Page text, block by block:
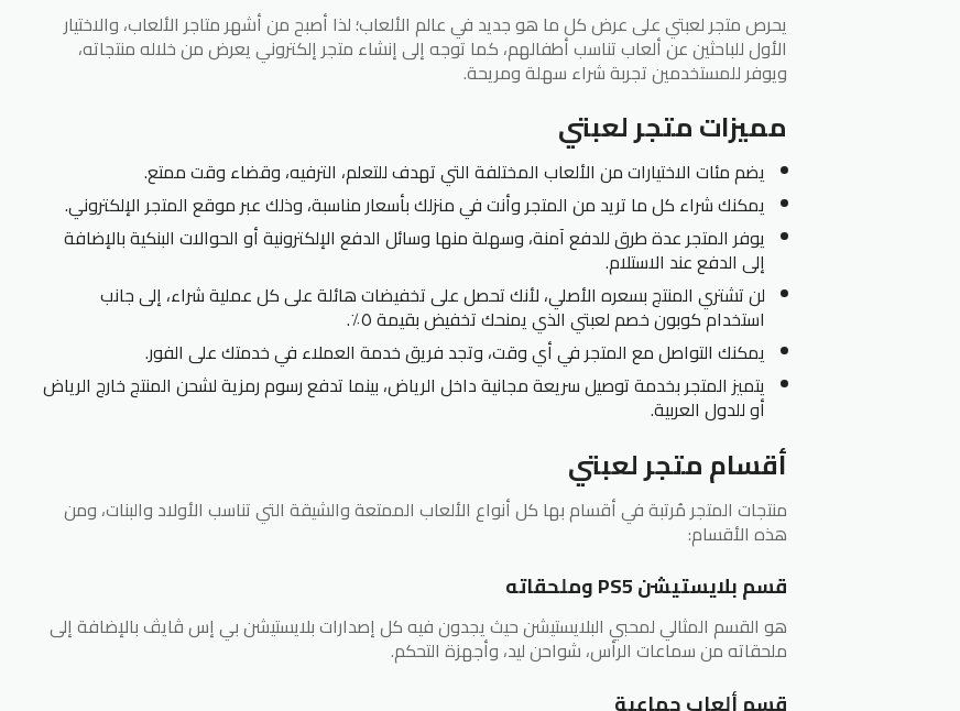
يحرص متجر لعبتي على عرض كل ما هو جديد في عالم الألعاب؛ لذا أصبح من أشهر متاجر الألعاب، والاختيار
الأول للباحثين عن ألعاب تناسب أطفالهم، كما توجه إلى إنشاء متجر إلكتروني يعرض من خلاله منتجاته،
ويوفر للمستخدمين تجربة شراء سهلة ومريحة.
مميزات متجر لعبتي
يضم مئات الاختيارات من الألعاب المختلفة التي تهدف للتعلم، الترفيه، وقضاء وقت ممتع.
يمكنك شراء كل ما تريد من المتجر وأنت في منزلك بأسعار مناسبة، وذلك عبر موقع المتجر الإلكتروني.
يوفر المتجر عدة طرق للدفع آمنة، وسهلة منها وسائل الدفع الإلكترونية أو الحوالات البنكية بالإضافة
إلى الدفع عند الاستلام.
لن تشتري المنتج بسعره الأصلي، لأنك تحصل على تخفيضات هائلة على كل عملية شراء، إلى جانب
استخدام كوبون خصم لعبتي الذي يمنحك تخفيض بقيمة ٥٪.
يمكنك التواصل مع المتجر في أي وقت، وتجد فريق خدمة العملاء في خدمتك على الفور.
يتميز المتجر بخدمة توصيل سريعة مجانية داخل الرياض، بينما تدفع رسوم رمزية لشحن المنتج خارج الرياض
أو للدول العربية.
أقسام متجر لعبتي
منتجات المتجر مُرتبة في أقسام بها كل أنواع الألعاب الممتعة والشيقة التي تناسب الأولاد والبنات، ومن
هذه الأقسام:
قسم بلايستيشن PS5 وملحقاته
هو القسم المثالي لمحبي البلايستيشن حيث يجدون فيه كل إصدارات بلايستيشن بي إس ڤايڤ بالإضافة إلى
ملحقاته من سماعات الرأس، شواحن ليد، وأجهزة التحكم.
قسم ألعاب جماعية